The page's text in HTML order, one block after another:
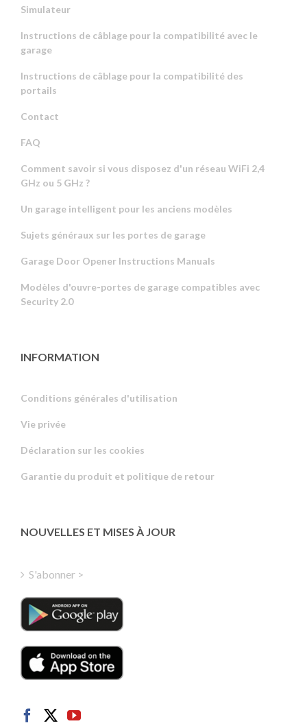
Simulateur
Instructions de câblage pour la compatibilité avec le
garage
Instructions de câblage pour la compatibilité des
portails
Contact
FAQ
Comment savoir si vous disposez d'un réseau WiFi 2,4
GHz ou 5 GHz ?
Un garage intelligent pour les anciens modèles
Sujets généraux sur les portes de garage
Garage Door Opener Instructions Manuals
Modèles d'ouvre-portes de garage compatibles avec
Security 2.0
INFORMATION
Conditions générales d'utilisation
Vie privée
Déclaration sur les cookies
Garantie du produit et politique de retour
NOUVELLES ET MISES À JOUR
S'abonner >